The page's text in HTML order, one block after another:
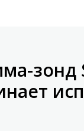
зонд